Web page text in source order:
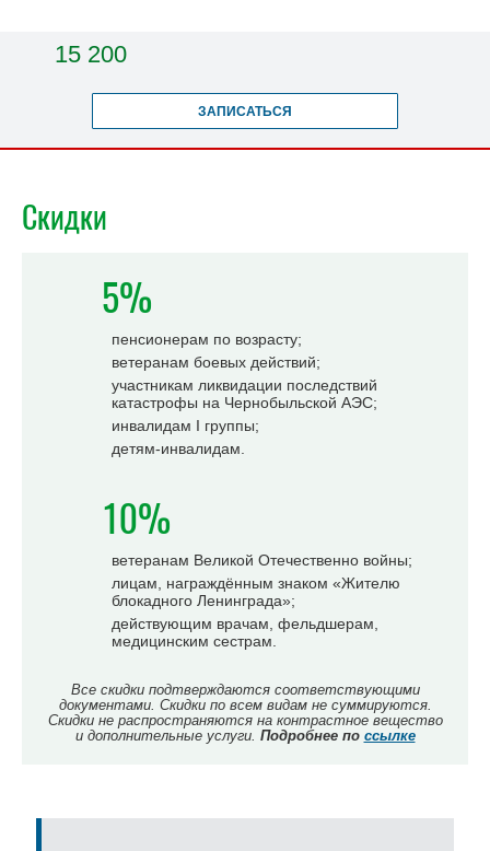
15 200
ЗАПИСАТЬСЯ
Скидки
5%
пенсионерам по возрасту;
ветеранам боевых действий;
участникам ликвидации последствий
катастрофы на Чернобыльской АЭС;
инвалидам I группы;
детям-инвалидам.
10%
ветеранам Великой Отечественно войны;
лицам, награждённым знаком «Жителю
блокадного Ленинграда»;
действующим врачам, фельдшерам,
медицинским сестрам.
Все скидки подтверждаются соответствующими
документами. Скидки по всем видам не суммируются.
Скидки не распространяются на контрастное вещество
и дополнительные услуги. Подробнее по ссылке